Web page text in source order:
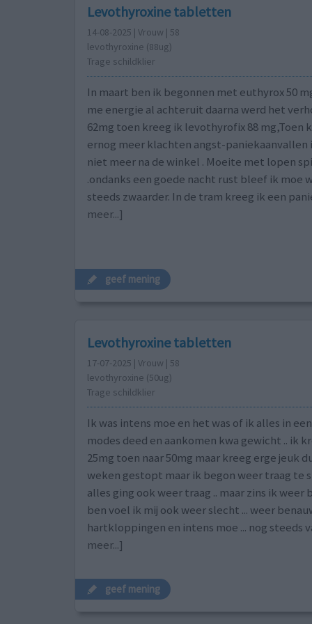
Levothyroxine tabletten
14-08-2025 | Vrouw | 58
levothyroxine (88ug)
Trage schildklier
In maart ben ik begonnen met euthyrox 50
me energie al achteruit daarna werd het
62mg toen kreeg ik levothyrofix 88 mg,Toen
ernog meer klachten angst-paniekaanvallen
niet meer na de winkel . Moeite met lopen
.ondanks een goede nacht rust bleef ik moe
steeds zwaarder. In de tram kreeg ik een
meer...]
geef mening
Levothyroxine tabletten
17-07-2025 | Vrouw | 58
levothyroxine (50ug)
Trage schildklier
Ik was intens moe en het was of ik alles in
modes deed en aankomen kwa gewicht .. ik
25mg toen naar 50mg maar kreeg erge jeuk
weken gestopt maar ik begon weer traag te
alles ging ook weer traag .. maar zins ik weer
ben voel ik mij ook weer slecht ... weer
hartkloppingen en intens moe ... nog steeds
meer...]
geef mening